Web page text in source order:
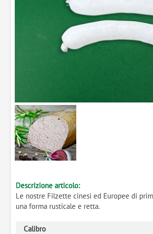
Descrizione articolo:
Le nostre Filzette cinesi ed Europee di
una forma rusticale e retta.
Calibro